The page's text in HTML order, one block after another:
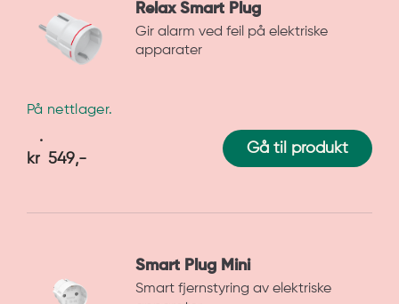
Relax Smart Plug
Gir alarm ved feil på elektriske
apparater
På nettlager.
kr 549,-
Gå til produkt
Smart Plug Mini
Smart fjernstyring av elektriske